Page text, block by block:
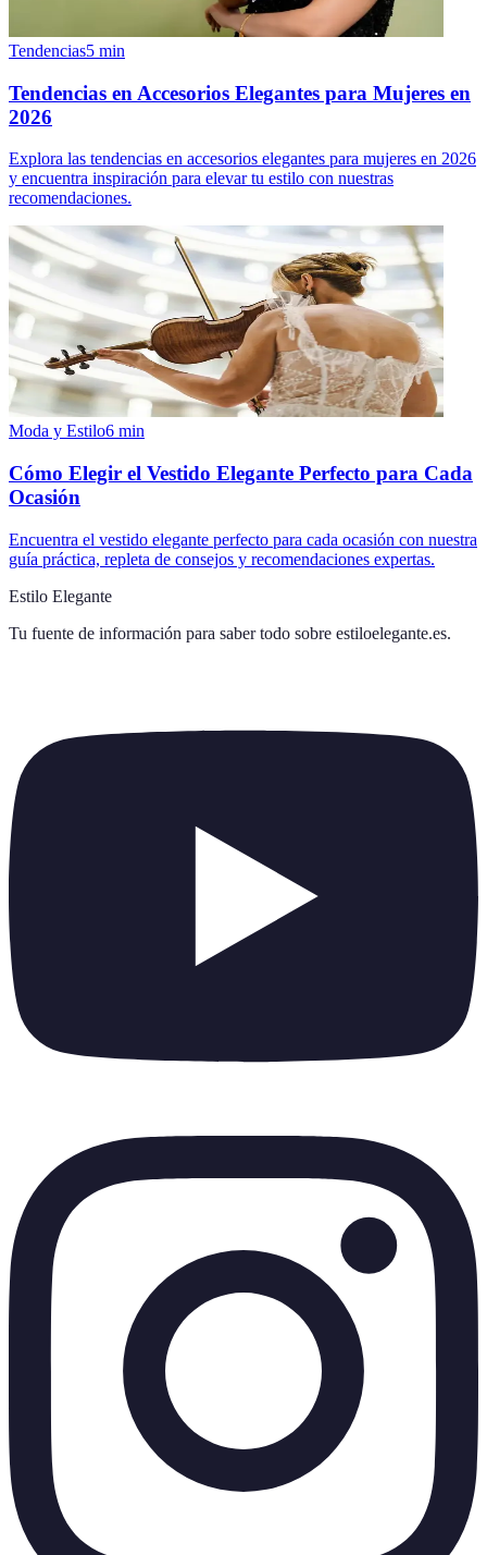
Tendencias5 min
Tendencias en Accesorios Elegantes para Mujeres en
2026
Explora las tendencias en accesorios elegantes para mujeres en 2026
y encuentra inspiración para elevar tu estilo con nuestras
recomendaciones.
Moda y Estilo6 min
Cómo Elegir el Vestido Elegante Perfecto para Cada
Ocasión
Encuentra el vestido elegante perfecto para cada ocasión con nuestra
guía práctica, repleta de consejos y recomendaciones expertas.
Estilo Elegante
Tu fuente de información para saber todo sobre estiloelegante.es.